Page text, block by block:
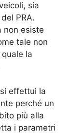
sia
PRA.
non esiste
tale non
la
effettui la
perché un
più alla
i parametri